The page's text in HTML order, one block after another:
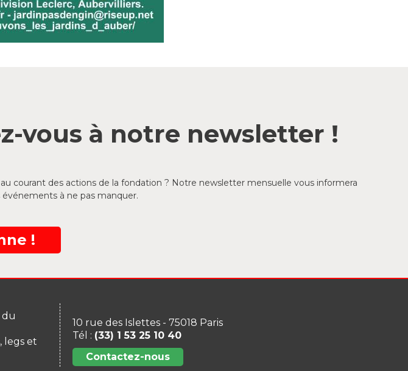
vous à notre newsletter !
courant des actions de la fondation ? Notre newsletter mensuelle vous informera
à ne pas manquer.
!
du
legs et
10 rue des Islettes - 75018 Paris
Tél : (33) 1 53 25 10 40
Contactez-nous